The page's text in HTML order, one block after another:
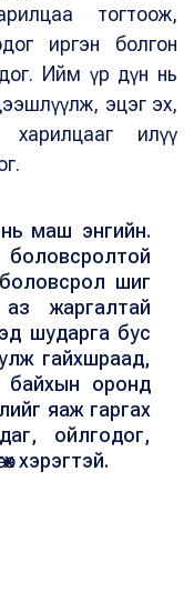
тогтоож,
иргэн болгон
Ийм үр дүн нь
эцэг эх,
илүү
маш энгийн.
шиг
жаргалтай
шударга бус
гайхшраад,
байхын оронд
яаж гаргах
ойлгодог,
хэрэгтэй.